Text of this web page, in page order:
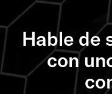
Hable de
con